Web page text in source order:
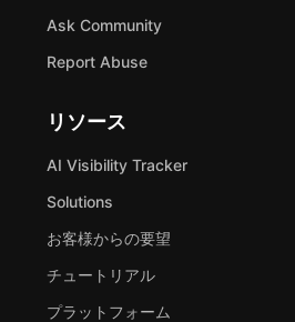
Ask Community
Report Abuse
リソース
AI Visibility Tracker
Solutions
お客様からの要望
チュートリアル
プラットフォーム